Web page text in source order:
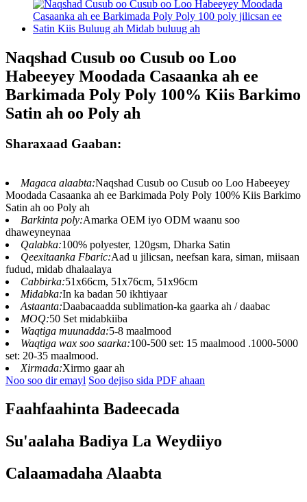
Naqshad Cusub oo Cusub oo Loo
Habeeyey Moodada Casaanka ah ee
Barkimada Poly Poly 100% Kiis Barkimo
Satin ah oo Poly ah
Sharaxaad Gaaban:
Magaca alaabta:Naqshad Cusub oo Cusub oo Loo Habeeyey
Moodada Casaanka ah ee Barkimada Poly Poly 100% Kiis Barkimo
Satin ah oo Poly ah
Barkinta poly:Amarka OEM iyo ODM waanu soo
dhaweyneynaa
Qalabka:100% polyester, 120gsm, Dharka Satin
Qeexitaanka Fbaric:Aad u jilicsan, neefsan kara, siman, miisaan
fudud, midab dhalaalaya
Cabbirka:51x66cm, 51x76cm, 51x96cm
Midabka:In ka badan 50 ikhtiyaar
Astaanta:Daabacaadda sublimation-ka gaarka ah / daabac
MOQ:50 Set midabkiiba
Waqtiga muunadda:5-8 maalmood
Waqtiga wax soo saarka:100-500 set: 15 maalmood .1000-5000
set: 20-35 maalmood.
Xirmada:Xirmo gaar ah
Noo soo dir emayl Soo dejiso sida PDF ahaan
Faahfaahinta Badeecada
Su'aalaha Badiya La Weydiiyo
Calaamadaha Alaabta